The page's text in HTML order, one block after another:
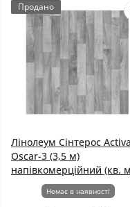
Продано
Лінолеум Сінтерос Activa
Oscar-3 (3,5 м)
напівкомерційний (кв.
Немає в наявності